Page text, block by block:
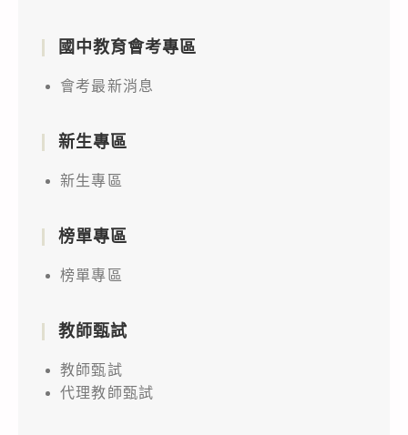
國中教育會考專區
會考最新消息
新生專區
新生專區
榜單專區
榜單專區
教師甄試
教師甄試
代理教師甄試